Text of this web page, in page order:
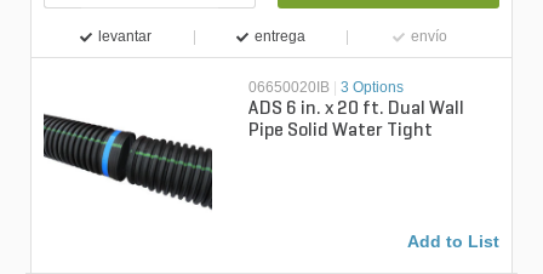
levantar entrega envío
06650020IB | 3 Options
ADS 6 in. x 20 ft. Dual Wall
Pipe Solid Water Tight
Add to List